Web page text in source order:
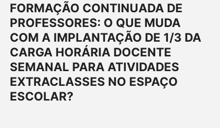
FORMAÇÃO CONTINUADA DE
PROFESSORES: O QUE MUDA
COM A IMPLANTAÇÃO DE 1/3 DA
CARGA HORÁRIA DOCENTE
SEMANAL PARA ATIVIDADES
EXTRACLASSES NO ESPAÇO
ESCOLAR?